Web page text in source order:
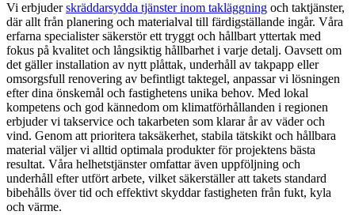
Vi erbjuderskräddarsydda tjänster inom takläggning och taktjänster,
där allt från planering och materialval till färdigställande ingår. Våra
erfarna specialister säkerstör ett tryggt och hållbart yttertak med
fokus på kvalitet och långsiktig hållbarhet i varje detalj. Oavsett om
det gäller installation av nytt plåttak, underhåll av takpapp eller
omsorgsfull renovering av befintligt taktegel, anpassar vi lösningen
efter dina önskemål och fastighetens unika behov. Med lokal
kompetens och god kännedom om klimatförhållanden i regionen
erbjuder vi takservice och takarbeten som klarar år av väder och
vind. Genom att prioritera taksäkerhet, stabila tätskikt och hållbara
material väljer vi alltid optimala produkter för projektens bästa
resultat. Våra helhetstjänster omfattar även uppföljning och
underhåll efter utfört arbete, vilket säkerställer att takets standard
bibehålls över tid och effektivt skyddar fastigheten från fukt, kyla
och värme.